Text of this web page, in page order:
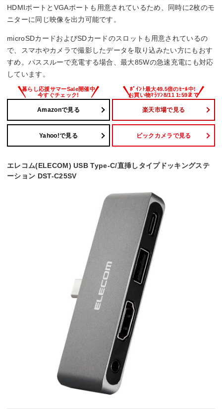
HDMIポートとVGAポートも用意されているため、同時に2枚のモ
ニターに同じ映像を出力可能です。
microSDカードおよびSDカードのスロットも用意されているの
で、スマホやカメラで撮影したデータを取り込みたい方にもおす
すめ。パススルーで充電する場合、最大85Wの急速充電にも対応
しています。
Amazonで見る 楽天市場で見る
Yahoo!で見る ビックカメラで見る
エレコム(ELECOM) USB Type-C/直挿しタイプドッキングステ
ーション DST-C25SV